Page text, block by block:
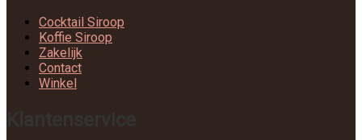
Cocktail Siroop
Koffie Siroop
Zakelijk
Contact
Winkel